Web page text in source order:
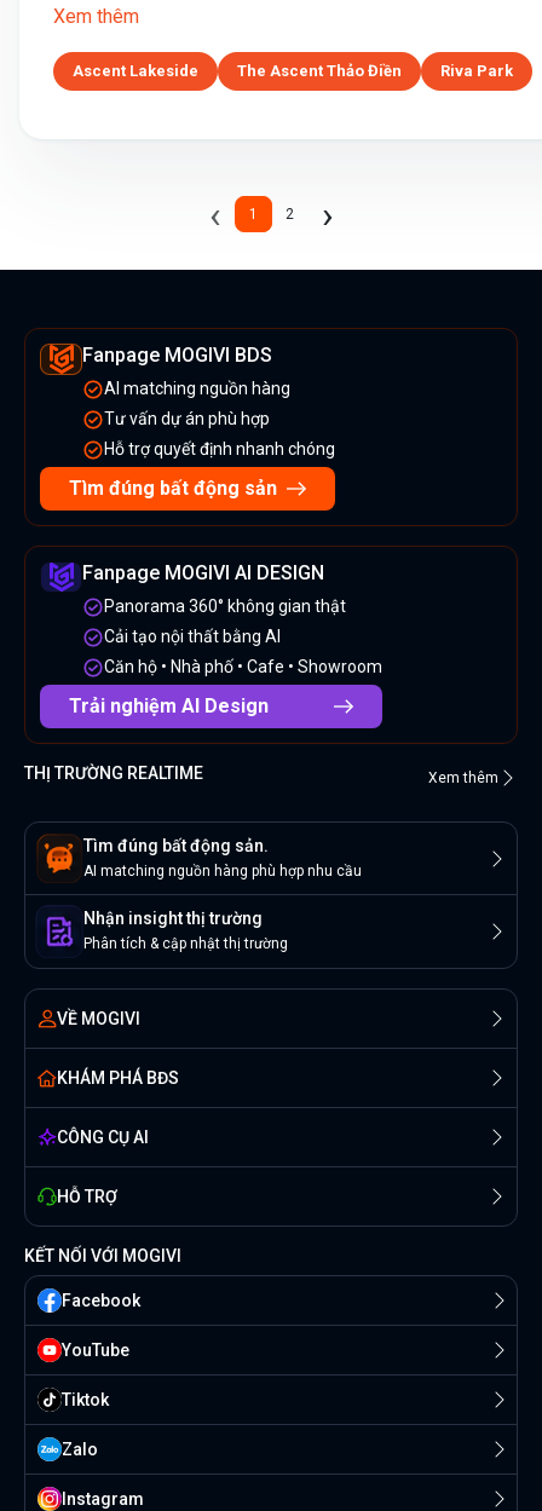
Xem thêm
Ascent Lakeside The Ascent Thảo Điền Riva Park
‹Previous
1(current)
2 ›
Fanpage MOGIVI BDS
AI matching nguồn hàng
Tư vấn dự án phù hợp
Hỗ trợ quyết định nhanh chóng
Tìm đúng bất động sản
Fanpage MOGIVI AI DESIGN
Panorama 360° không gian thật
Cải tạo nội thất bằng AI
Căn hộ • Nhà phố • Cafe • Showroom
Trải nghiệm AI Design
THỊ TRƯỜNG REALTIME Xem thêm
Tìm đúng bất động sản.
AI matching nguồn hàng phù hợp nhu cầu
Nhận insight thị trường
Phân tích & cập nhật thị trường
VỀ MOGIVI
KHÁM PHÁ BĐS
CÔNG CỤ AI
HỖ TRỢ
KẾT NỐI VỚI MOGIVI
Facebook
YouTube
Tiktok
Zalo
Instagram